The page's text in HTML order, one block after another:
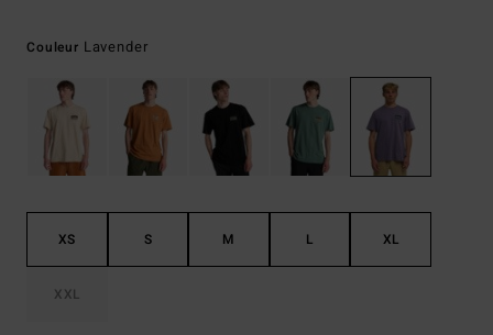
Couleur Lavender
XS S M L XL
XXL